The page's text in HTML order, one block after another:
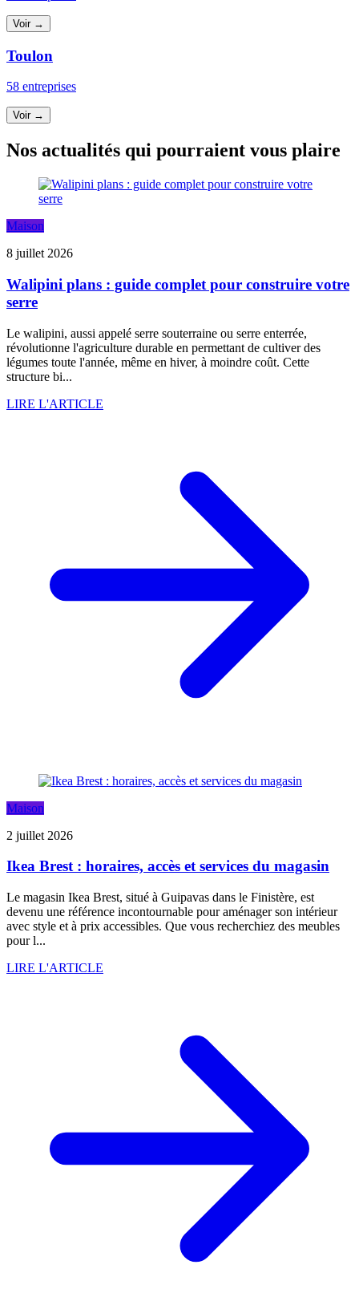
Voir →
Toulon
58 entreprises
Voir →
Nos actualités qui pourraient vous plaire
Maison
8 juillet 2026
Walipini plans : guide complet pour construire votre
serre
Le walipini, aussi appelé serre souterraine ou serre enterrée,
révolutionne l'agriculture durable en permettant de cultiver des
légumes toute l'année, même en hiver, à moindre coût. Cette
structure bi...
LIRE L'ARTICLE
Maison
2 juillet 2026
Ikea Brest : horaires, accès et services du magasin
Le magasin Ikea Brest, situé à Guipavas dans le Finistère, est
devenu une référence incontournable pour aménager son intérieur
avec style et à prix accessibles. Que vous recherchiez des meubles
pour l...
LIRE L'ARTICLE